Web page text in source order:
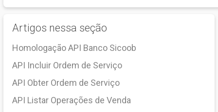
Artigos nessa seção
Homologação API Banco Sicoob
API Incluir Ordem de Serviço
API Obter Ordem de Serviço
API Listar Operações de Venda